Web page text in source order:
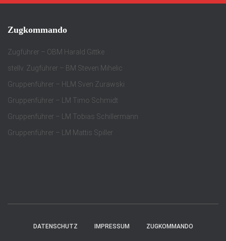
Zugkommando
Zugführer – OBM Harald Gittke
stellv. Zugführer – BM Steven Mihelic
Gruppenführer – HLM Sven Zurawski
Gruppenführer – LM Timo Schmidt
Gruppenführer – LM Tobias Schillermann
Gruppenführer – LM Mattis Spiller
DATENSCHUTZ IMPRESSUM ZUGKOMMANDO